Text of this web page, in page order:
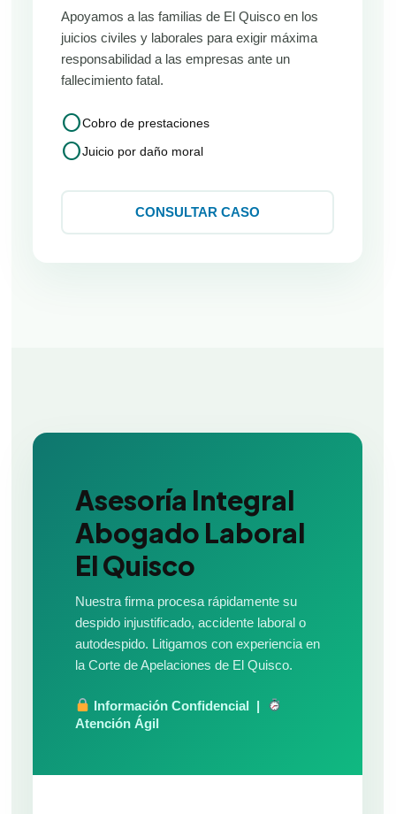
Apoyamos a las familias de El Quisco en los
juicios civiles y laborales para exigir máxima
responsabilidad a las empresas ante un
fallecimiento fatal.
circleCobro de prestaciones
circleJuicio por daño moral
CONSULTAR CASO
Asesoría Integral
Abogado Laboral
El Quisco
Nuestra firma procesa rápidamente su
despido injustificado, accidente laboral o
autodespido. Litigamos con experiencia en
la Corte de Apelaciones de El Quisco.
Información Confidencial |
Atención Ágil